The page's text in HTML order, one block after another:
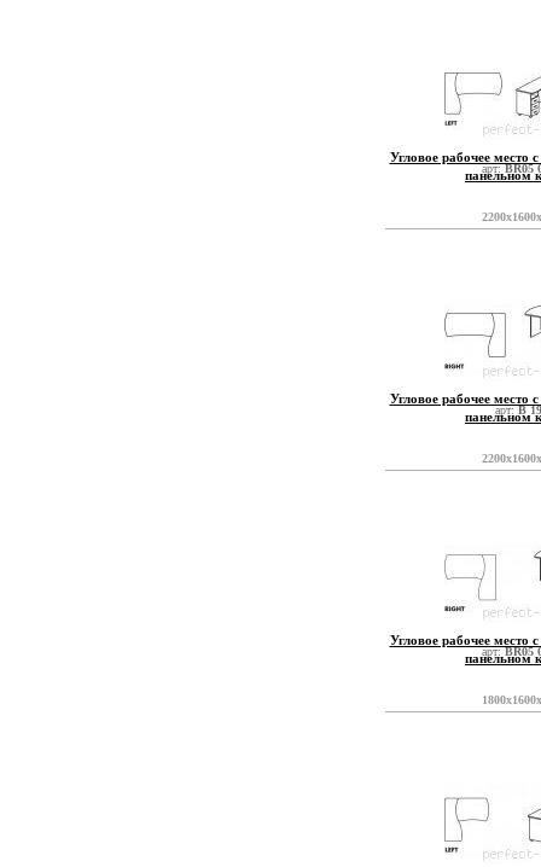
арт:BR05
Угловое рабочее место
панельном
арт:B
Угловое рабочее место
панельном
арт:BR05
Угловое рабочее место
панельном